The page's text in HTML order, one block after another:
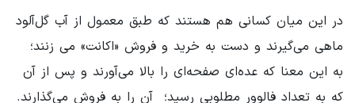
در این میان کسانی هم هستند که طبق معمول از آب گل‌آلود
ماهی می‌گیرند و دست به خرید و فروش «اکانت» می زنند؛ ‌
به این معنا که عده‌ای صفحه‌ای را بالا می‌آورند و پس از آن
که به تعداد فالوور مطلوبی رسید؛ ‌ آن را به فروش می‌گذارند.